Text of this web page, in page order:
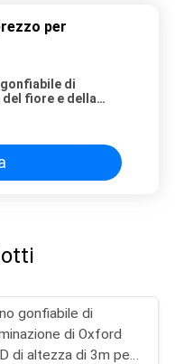
per
di
fiore e della
gonfiabile di
di Oxford
di altezza di 3m per